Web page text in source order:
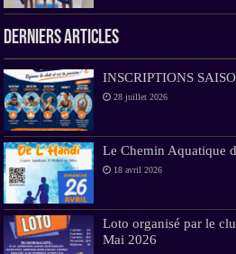
Derniers Articles
INSCRIPTIONS
28 juillet 2026
Le Chemin Aquatique
18 avril 2026
Loto organisé par le
Mai 2026